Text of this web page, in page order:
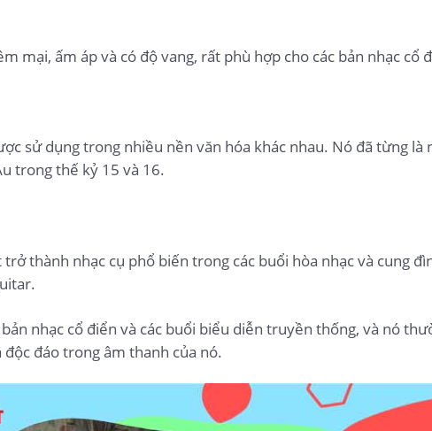
mại, ấm áp và có độ vang, rất phù hợp cho các bản nhạc cổ
sử dụng trong nhiều nền văn hóa khác nhau. Nó đã từng là
trong thế kỷ 15 và 16.
thành nhạc cụ phổ biến trong các buổi hòa nhạc và cung
nhạc cổ điển và các buổi biểu diễn truyền thống, và nó
đáo trong âm thanh của nó.